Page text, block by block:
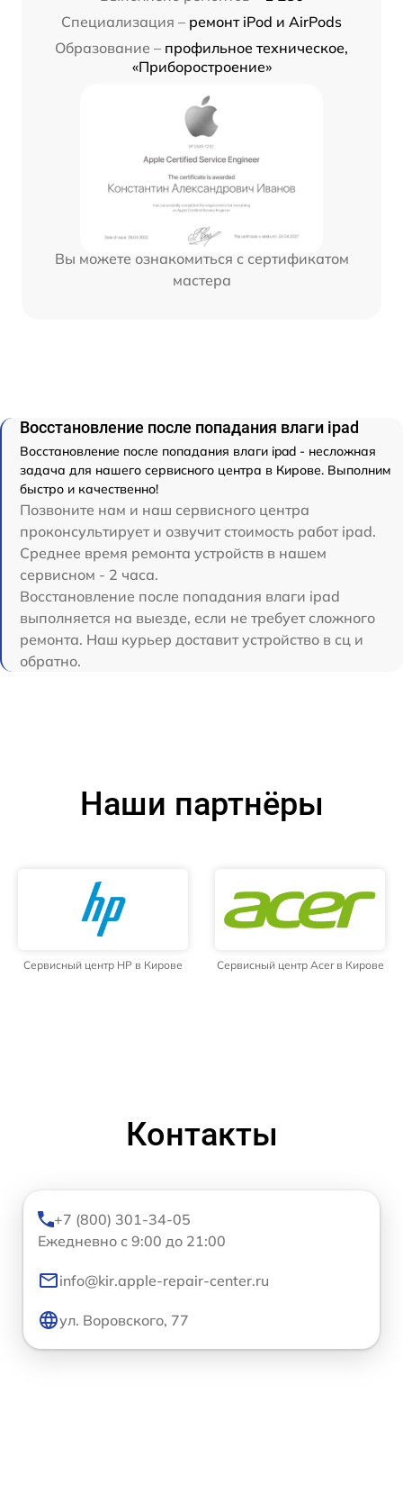
Специализация – ремонт iPod и AirPods
Образование – профильное техническое,
«Приборостроение»
Вы можете ознакомиться с сертификатом
мастера
Восстановление после попадания влаги ipad
Восстановление после попадания влаги ipad - несложная
задача для нашего сервисного центра в Кирове. Выполним
быстро и качественно!
Позвоните нам и наш сервисного центра
проконсультирует и озвучит стоимость работ ipad.
Среднее время ремонта устройств в нашем
сервисном - 2 часа.
Восстановление после попадания влаги ipad
выполняется на выезде, если не требует сложного
ремонта. Наш курьер доставит устройство в сц и
обратно.
Наши партнёры
Сервисный центр HP в Кирове Сервисный центр Acer в Кирове
Контакты
+7 (800) 301-34-05
Ежедневно с 9:00 до 21:00
info@kir.apple-repair-center.ru
ул. Воровского, 77